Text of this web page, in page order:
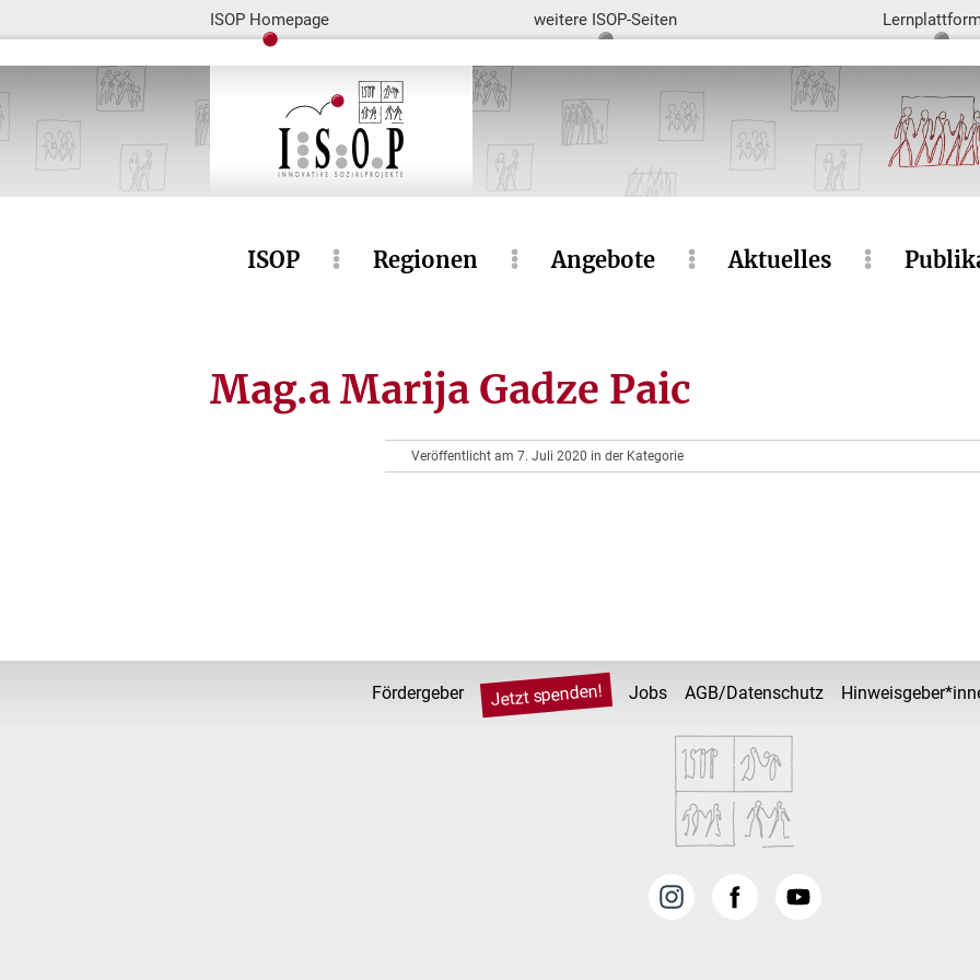
ISOP Homepage weitere ISOP-Seiten
ISOP Regionen Angebote Aktuelles
Mag.a Marija Gadze Paic
Veröffentlicht am 7. Juli 2020 in der Kategorie
Fördergeber Jetzt spenden! Jobs AGB/Datenschutz